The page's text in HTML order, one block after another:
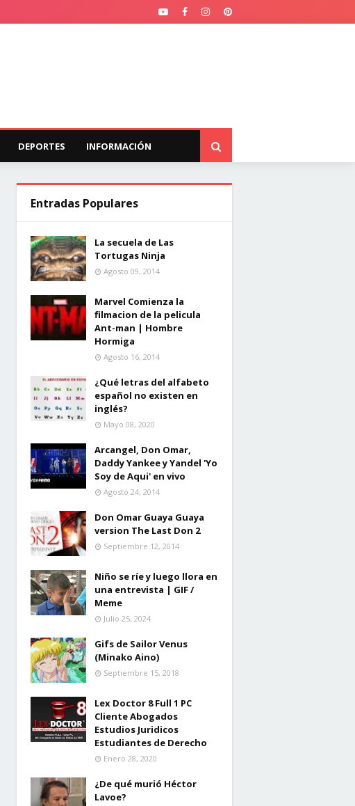
DEPORTES INFORMACIÓN
Entradas Populares
La secuela de Las
Tortugas Ninja
Agosto 09, 2014
Marvel Comienza la
filmacion de la pelicula
Ant-man | Hombre
Hormiga
Agosto 16, 2014
¿Qué letras del alfabeto
español no existen en
inglés?
Mayo 08, 2020
Arcangel, Don Omar,
Daddy Yankee y Yandel 'Yo
Soy de Aqui' en vivo
Agosto 24, 2014
Don Omar Guaya Guaya
version The Last Don 2
Septiembre 12, 2014
Niño se ríe y luego llora en
una entrevista | GIF /
Meme
Julio 25, 2024
Gifs de Sailor Venus
(Minako Aino)
Septiembre 15, 2018
Lex Doctor 8 Full 1 PC
Cliente Abogados
Estudios Juridicos
Estudiantes de Derecho
Enero 28, 2020
¿De qué murió Héctor
Lavoe?